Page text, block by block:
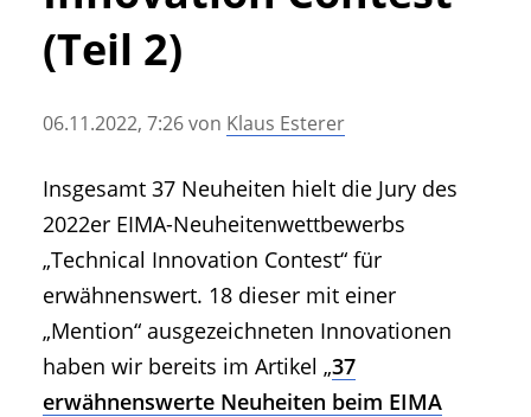
• Messen und Veranstaltungen
• Agritechnica Neuheiten Archiv
(Teil 2)
06.11.2022, 7:26von Klaus Esterer
Insgesamt 37 Neuheiten hielt die Jury des
2022er EIMA-Neuheitenwettbewerbs
„Technical Innovation Contest“ für
erwähnenswert. 18 dieser mit einer
„Mention“ ausgezeichneten Innovationen
haben wir bereits im Artikel „37
erwähnenswerte Neuheiten beim EIMA